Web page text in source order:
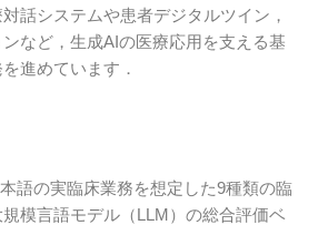
話システムや患者デジタルツイン，
など，生成AIの医療応用を支える基
進めています．
語の実臨床業務を想定した9種類の臨
模言語モデル（LLM）の総合評価ベ